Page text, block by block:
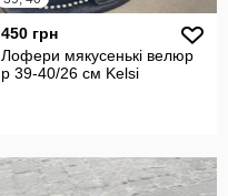
450 грн
Лофери мякусенькі велюр
р 39-40/26 см Kelsi